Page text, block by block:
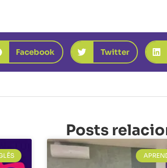
Facebook Twitter
Posts